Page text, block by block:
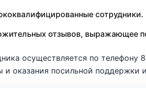
сотрудники.
отзывов, выражающее
осуществляется по телефону
и оказания посильной поддержки